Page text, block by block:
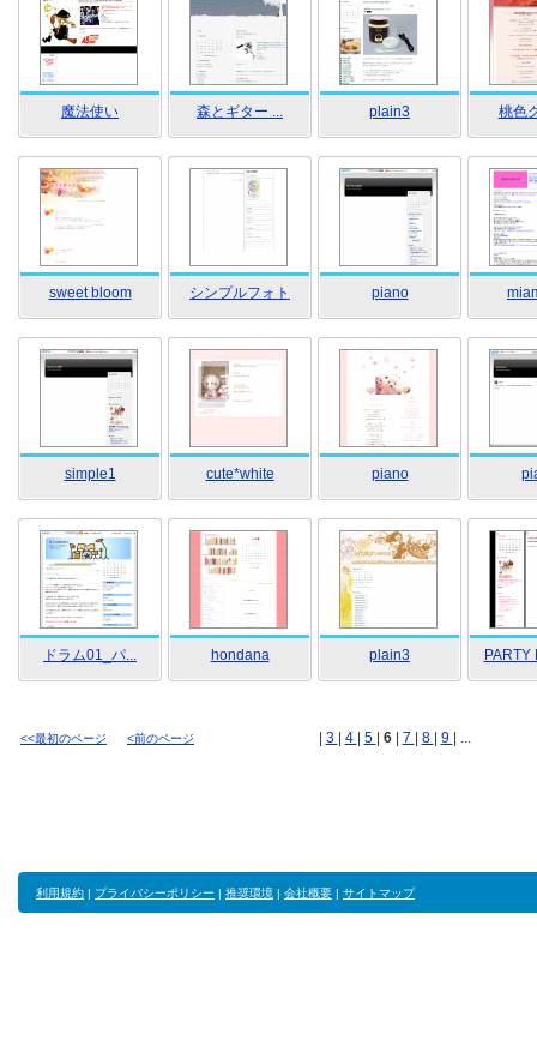
魔法使い 森とギター ... plain3 桃色
sweet bloom シンプルフォト piano
simple1 cute*white piano
ドラム01_パ... hondana plain3 PARTY
<<最初のページ <前のページ 3 4 5 6 7 8 9 | ...
利用規約 | プライバシーポリシー | 推奨環境 | 会社概要 | サイトマップ